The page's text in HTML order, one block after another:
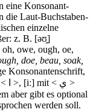
eine Konsonant-
die Laut-Buchstaben-
einzelne
z. B. [əʊ]
owe, ough, oe,
doe, beau, soak,
Konsonantenschrift,
>, [iː] mit < ي >
aber gibt es optional
werden soll.